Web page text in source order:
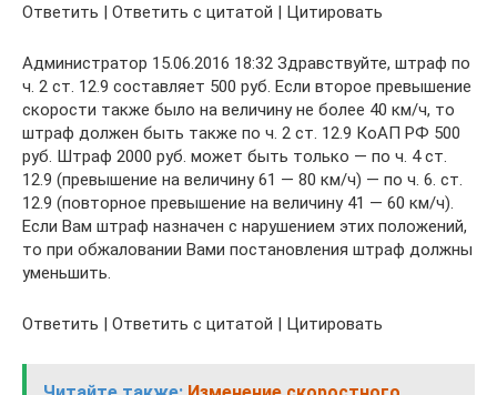
Ответить | Ответить с цитатой | Цитировать
Администратор 15.06.2016 18:32 Здравствуйте, штраф по
ч. 2 ст. 12.9 составляет 500 руб. Если второе превышение
скорости также было на величину не более 40 км/ч, то
штраф должен быть также по ч. 2 ст. 12.9 КоАП РФ 500
руб. Штраф 2000 руб. может быть только — по ч. 4 ст.
12.9 (превышение на величину 61 — 80 км/ч) — по ч. 6. ст.
12.9 (повторное превышение на величину 41 — 60 км/ч).
Если Вам штраф назначен с нарушением этих положений,
то при обжаловании Вами постановления штраф должны
уменьшить.
Ответить | Ответить с цитатой | Цитировать